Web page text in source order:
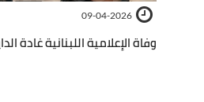
09-04-2026
وفاة الإعلامية اللبنانية غادة